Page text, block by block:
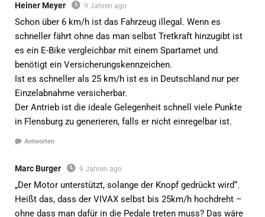
Heiner Meyer 9 Jahren ago
Schon über 6 km/h ist das Fahrzeug illegal. Wenn es
schneller fährt ohne das man selbst Tretkraft hinzugibt ist
es ein E-Bike vergleichbar mit einem Spartamet und
benötigt ein Versicherungskennzeichen.
Ist es schneller als 25 km/h ist es in Deutschland nur per
Einzelabnahme versicherbar.
Der Antrieb ist die ideale Gelegenheit schnell viele Punkte
in Flensburg zu generieren, falls er nicht einregelbar ist.
Antworten
Marc Burger 9 Jahren ago
„Der Motor unterstützt, solange der Knopf gedrückt wird“.
Heißt das, dass der VIVAX selbst bis 25km/h hochdreht –
ohne dass man dafür in die Pedale treten muss? Das wäre